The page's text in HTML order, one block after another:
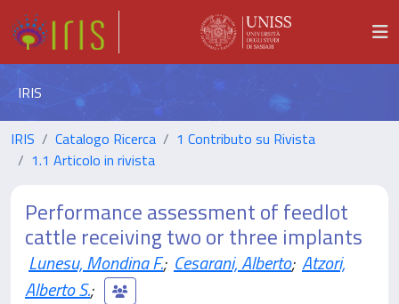
IRIS
IRIS Catalogo Ricerca
1 Contributo su Rivista
1.1 Articolo in rivista
Performance assessment of feedlot
cattle receiving two or three implants
Lunesu, Mondina F.; Cesarani, Alberto; Atzori,
Alberto S.;